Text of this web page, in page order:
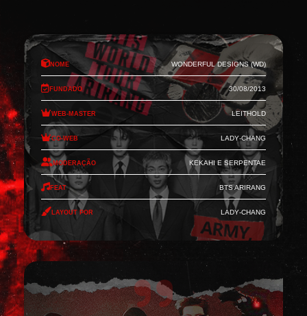
Nome Wonderful Designs (WD)
Fundado 30/08/2013
Web-Master Leithold
Co-Web Lady-Chang
Moderação Kekahi e Serpentae
Feat BTS Arirang
Layout por Lady-Chang